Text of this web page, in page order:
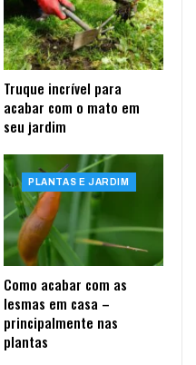
Truque incrível para
acabar com o mato em
seu jardim
PLANTAS E JARDIM
Como acabar com as
lesmas em casa –
principalmente nas
plantas